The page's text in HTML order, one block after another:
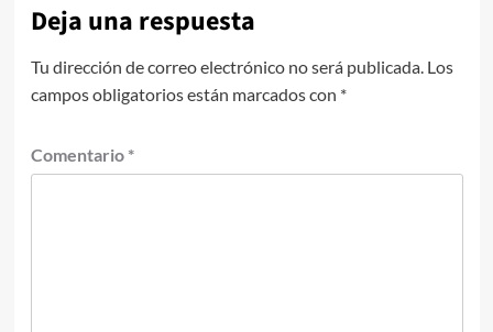
Deja una respuesta
Tu dirección de correo electrónico no será publicada. Los
campos obligatorios están marcados con *
Comentario *